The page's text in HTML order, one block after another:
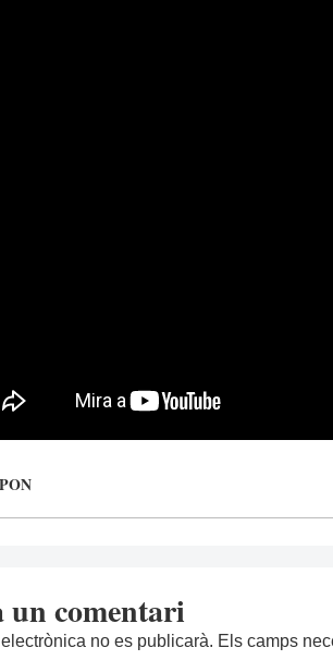
un comentari
no es publicarà. Els camps